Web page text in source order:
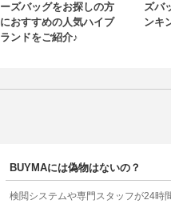
ーズバッグをお探しの方
におすすめの人気ハイブ
ランドをご紹介♪
ズバ
ンキ
BUYMAには偽物はないの？
検閲システムや専門スタッフが24時